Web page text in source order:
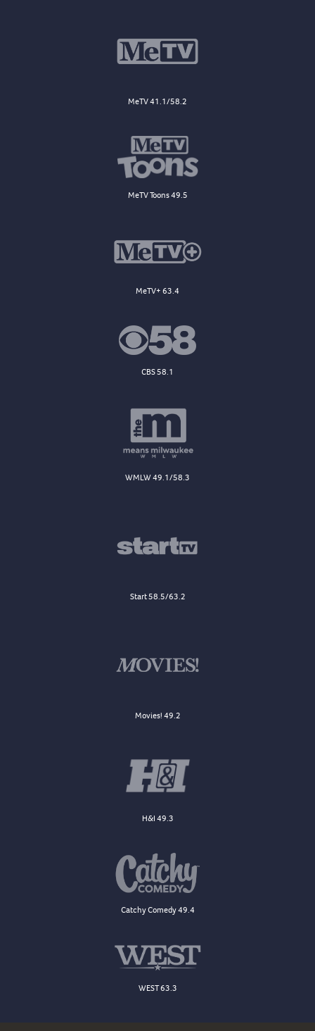
MeTV 41.1/58.2
MeTV Toons 49.5
MeTV+ 63.4
CBS 58.1
WMLW 49.1/58.3
Start 58.5/63.2
Movies! 49.2
H&I 49.3
Catchy Comedy 49.4
WEST 63.3